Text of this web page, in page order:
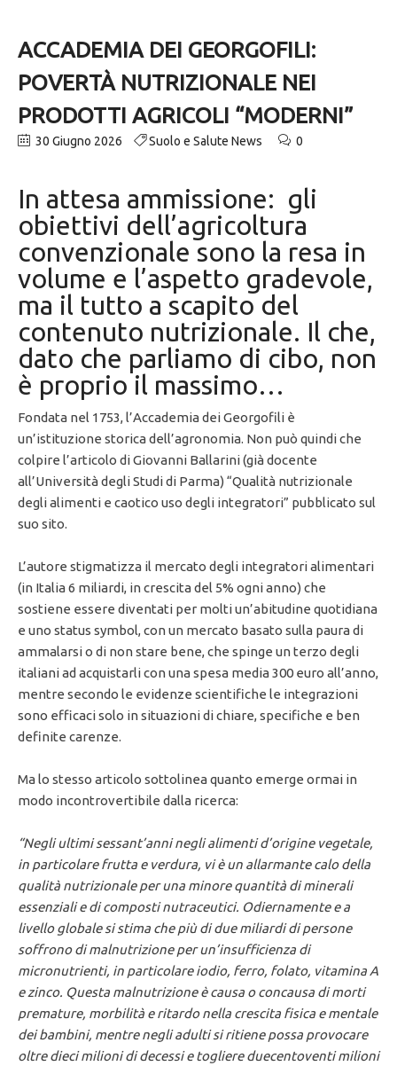
ACCADEMIA DEI GEORGOFILI:
POVERTÀ NUTRIZIONALE NEI
PRODOTTI AGRICOLI “MODERNI”
30 Giugno 2026 Suolo e Salute News 0
In attesa ammissione: gli
obiettivi dell’agricoltura
convenzionale sono la resa in
volume e l’aspetto gradevole,
ma il tutto a scapito del
contenuto nutrizionale. Il che,
dato che parliamo di cibo, non
è proprio il massimo…
Fondata nel 1753, l’Accademia dei Georgofili è
un’istituzione storica dell’agronomia. Non può quindi che
colpire l’articolo di Giovanni Ballarini (già docente
all’Università degli Studi di Parma) “Qualità nutrizionale
degli alimenti e caotico uso degli integratori” pubblicato sul
suo sito.
L’autore stigmatizza il mercato degli integratori alimentari
(in Italia 6 miliardi, in crescita del 5% ogni anno) che
sostiene essere diventati per molti un’abitudine quotidiana
e uno status symbol, con un mercato basato sulla paura di
ammalarsi o di non stare bene, che spinge un terzo degli
italiani ad acquistarli con una spesa media 300 euro all’anno,
mentre secondo le evidenze scientifiche le integrazioni
sono efficaci solo in situazioni di chiare, specifiche e ben
definite carenze.
Ma lo stesso articolo sottolinea quanto emerge ormai in
modo incontrovertibile dalla ricerca:
“Negli ultimi sessant’anni negli alimenti d’origine vegetale,
in particolare frutta e verdura, vi è un allarmante calo della
qualità nutrizionale per una minore quantità di minerali
essenziali e di composti nutraceutici. Odiernamente e a
livello globale si stima che più di due miliardi di persone
soffrono di malnutrizione per un’insufficienza di
micronutrienti, in particolare iodio, ferro, folato, vitamina A
e zinco. Questa malnutrizione è causa o concausa di morti
premature, morbilità e ritardo nella crescita fisica e mentale
dei bambini, mentre negli adulti si ritiene possa provocare
oltre dieci milioni di decessi e togliere duecentoventi milioni